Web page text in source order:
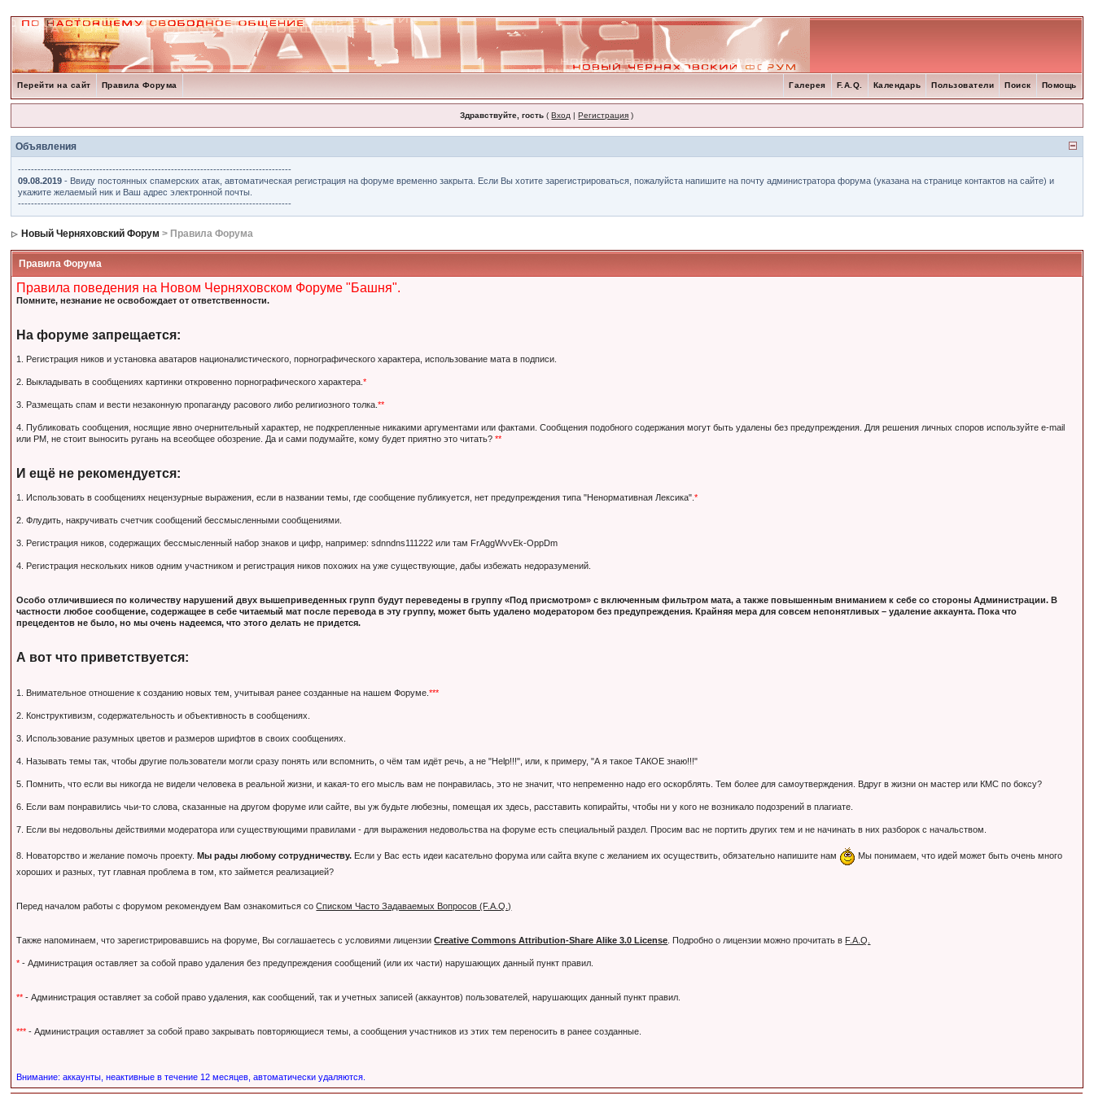
Перейти на сайт Правила Форума Помощь
Поиск
Пользователи
Календарь
F.A.Q.
Галерея
Здравствуйте, гость (Вход |Регистрация )
Объявления
------------------------------------------------------------------------------------
09.08.2019 - Ввиду постоянных спамерских атак, автоматическая регистрация на форуме временно закрыта. Если Вы хотите зарегистрироваться, пожалуйста напишите на почту администратора форума (указана на странице контактов на сайте) и
укажите желаемый ник и Ваш адрес электронной почты.
------------------------------------------------------------------------------------
Новый Черняховский Форум > Правила Форума
Правила Форума
Правила поведения на Новом Черняховском Форуме "Башня".
Помните, незнание не освобождает от ответственности.
На форуме запрещается:
1. Регистрация ников и установка аватаров националистического, порнографического характера, использование мата в подписи.
2. Выкладывать в сообщениях картинки откровенно порнографического характера.*
3. Размещать спам и вести незаконную пропаганду расового либо религиозного толка.**
4. Публиковать сообщения, носящие явно очернительный характер, не подкрепленные никакими аргументами или фактами. Сообщения подобного содержания могут быть удалены без предупреждения. Для решения личных споров используйте e-mail
или PM, не стоит выносить ругань на всеобщее обозрение. Да и сами подумайте, кому будет приятно это читать?**
И ещё не рекомендуется:
1. Использовать в сообщениях нецензурные выражения, если в названии темы, где сообщение публикуется, нет предупреждения типа "Ненормативная Лексика".*
2. Флудить, накручивать счетчик сообщений бессмысленными сообщениями.
3. Регистрация ников, содержащих бессмысленный набор знаков и цифр, например: sdnndns111222 или там FrAggWvvEk-OppDm
4. Регистрация нескольких ников одним участником и регистрация ников похожих на уже существующие, дабы избежать недоразумений.
Особо отличившиеся по количеству нарушений двух вышеприведенных групп будут переведены в группу «Под присмотром» с включенным фильтром мата, а также повышенным вниманием к себе со стороны Администрации. В
частности любое сообщение, содержащее в себе читаемый мат после перевода в эту группу, может быть удалено модератором без предупреждения. Крайняя мера для совсем непонятливых – удаление аккаунта. Пока что
прецедентов не было, но мы очень надеемся, что этого делать не придется.
А вот что приветствуется:
1. Внимательное отношение к созданию новых тем, учитывая ранее созданные на нашем Форуме.***
2. Конструктивизм, содержательность и объективность в сообщениях.
3. Использование разумных цветов и размеров шрифтов в своих сообщениях.
4. Называть темы так, чтобы другие пользователи могли сразу понять или вспомнить, о чём там идёт речь, а не "Help!!!", или, к примеру, "А я такое ТАКОЕ знаю!!!"
5. Помнить, что если вы никогда не видели человека в реальной жизни, и какая-то его мысль вам не понравилась, это не значит, что непременно надо его оскорблять. Тем более для самоутверждения. Вдруг в жизни он мастер или КМС по боксу?
6. Если вам понравились чьи-то слова, сказанные на другом форуме или сайте, вы уж будьте любезны, помещая их здесь, расставить копирайты, чтобы ни у кого не возникало подозрений в плагиате.
7. Если вы недовольны действиями модератора или существующими правилами - для выражения недовольства на форуме есть специальный раздел. Просим вас не портить других тем и не начинать в них разборок с начальством.
8. Новаторство и желание помочь проекту.Мы рады любому сотрудничеству. Если у Вас есть идеи касательно форума или сайта вкупе с желанием их осуществить, обязательно напишите нам
Мы понимаем, что идей может быть очень много
хороших и разных, тут главная проблема в том, кто займется реализацией?
Перед началом работы с форумом рекомендуем Вам ознакомиться соСписком Часто Задаваемых Вопросов (F.A.Q.)
Также напоминаем, что зарегистрировавшись на форуме, Вы соглашаетесь с условиями лицензииCreative Commons Attribution-Share Alike 3.0 License . Подробно о лицензии можно прочитать в F.A.Q.
* - Администрация оставляет за собой право удаления без предупреждения сообщений (или их части) нарушающих данный пункт правил.
** - Администрация оставляет за собой право удаления, как сообщений, так и учетных записей (аккаунтов) пользователей, нарушающих данный пункт правил.
*** - Администрация оставляет за собой право закрывать повторяющиеся темы, а сообщения участников из этих тем переносить в ранее созданные.
Внимание: аккаунты, неактивные в течение 12 месяцев, автоматически удаляются.